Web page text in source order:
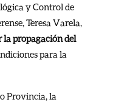
y Control de
Teresa Varela,
la propagación del
para la
Provincia, la